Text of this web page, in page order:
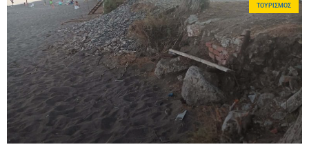
ΤΟΥΡΙΣΜΌΣ